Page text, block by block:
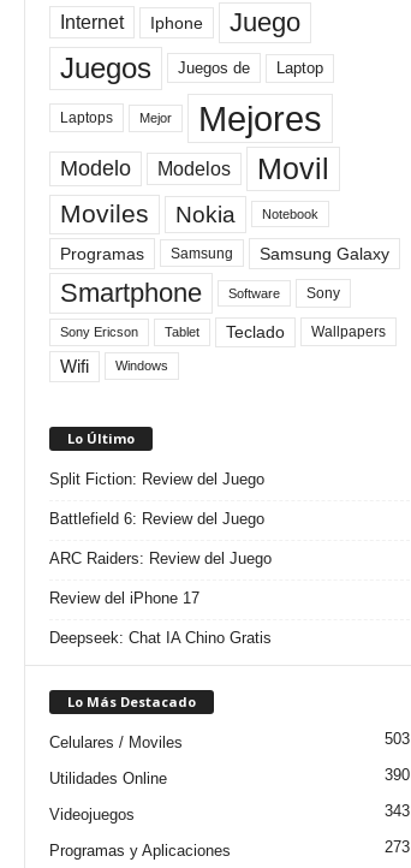
Internet Iphone Juego
Juegos Juegos de Laptop
Laptops Mejor Mejores
Modelo Modelos Movil
Moviles Nokia Notebook
Programas Samsung Samsung Galaxy
Smartphone Software Sony
Sony Ericson Tablet Teclado Wallpapers
Wifi Windows
Lo Último
Split Fiction: Review del Juego
Battlefield 6: Review del Juego
ARC Raiders: Review del Juego
Review del iPhone 17
Deepseek: Chat IA Chino Gratis
Lo Más Destacado
Celulares / Moviles 503
Utilidades Online 390
Videojuegos 343
Programas y Aplicaciones 273